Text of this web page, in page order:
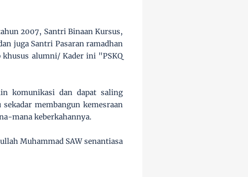
2007, Santri Binaan Kursus,
juga Santri Pasaran ramadhan
khusus alumni/ Kader ini "PSKQ
komunikasi dan dapat saling
membangun kemesraan
mana keberkahannya.
Muhammad SAW senantiasa